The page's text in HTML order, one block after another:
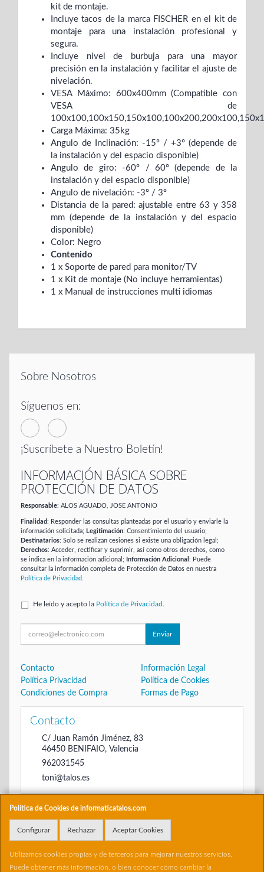
kit de montaje.
Incluye tacos de la marca FISCHER en el kit de
montaje para una instalación profesional y
segura.
Incluye nivel de burbuja para una mayor
precisión en la instalación y facilitar el ajuste de
nivelación.
VESA Máximo: 600x400mm (Compatible con
VESA de
Carga Máxima: 35kg
Angulo de Inclinación: -15º / +3º (depende de
la instalación y del espacio disponible)
Angulo de giro: -60º / 60º (depende de la
instalación y del espacio disponible)
Angulo de nivelación: -3º / 3º
Distancia de la pared: ajustable entre 63 y 358
mm (depende de la instalación y del espacio
disponible)
Color: Negro
Contenido
1 x Soporte de pared para monitor/TV
1 x Kit de montaje (No incluye herramientas)
1 x Manual de instrucciones multi idiomas
Política de Cookies de informaticatalos.com
Configurar Rechazar Aceptar Cookies
Utilizamos cookies propias y de terceros para mejorar nuestros servicios.
Puede obtener más información, o bien conocer cómo cambiar la
Sobre Nosotros
Síguenos en:
¡Suscríbete a Nuestro Boletín!
INFORMACIÓN BÁSICA SOBRE
PROTECCIÓN DE DATOS
Responsable: ALOS AGUADO, JOSE ANTONIO
Finalidad: Responder las consultas planteadas por el usuario y enviarle la
información solicitada; Legitimación: Consentimiento del usuario;
Destinatarios: Solo se realizan cesiones si existe una obligación legal;
Derechos: Acceder, rectificar y suprimir, así como otros derechos, como
se indica en la información adicional;
Información Adicional : Puede
consultar la información completa de Protección de Datos en nuestra
Política de Privacidad
He leído y acepto la Política de Privacidad
Enviar
Contacto
Información Legal
Política Privacidad
Política de Cookies
Condiciones de Compra
Formas de Pago
Contacto
C/ Juan Ramón Jiménez, 83
46450 BENIFAIO, Valencia
962031545
toni@talos.es
Horario
De 16:00 hasta las 20:30